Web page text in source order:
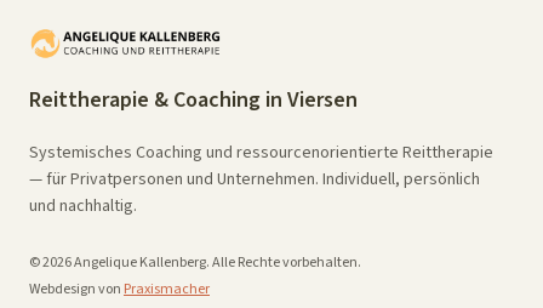
Reittherapie & Coaching in Viersen
Systemisches Coaching und ressourcenorientierte Reittherapie
— für Privatpersonen und Unternehmen. Individuell, persönlich
und nachhaltig.
© 2026 Angelique Kallenberg. Alle Rechte vorbehalten.
Webdesign von Praxismacher